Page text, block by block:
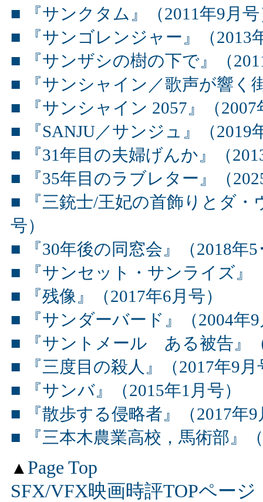
■ 『サンクタム』（2011年9月
■ 『サンゴレンジャー』（2013
■ 『サンザシの樹の下で』（
■ 『サンシャイン／歌声が響く
■ 『サンシャイン 2057』（2007
■ 『SANJU／サンジュ』（2019
■ 『31年目の夫婦げんか』（
■ 『35年目のラブレター』（
■ 『三銃士/王妃の首飾りとダ・
号）
■ 『30年後の同窓会』（2018年5
■ 『サンセット・サンライズ』
■ 『残像』（2017年6月号）
■ 『サンダーバード』（2004年
■ 『サントメール ある被告』
■ 『三度目の殺人』（2017年9月
■ 『サンバ』（2015年1月号）
■ 『散歩する侵略者』（2017年9
■ 『三本木農業高校，馬術部』
▲ Page Top
SFX/VFX映画時評TOPページ